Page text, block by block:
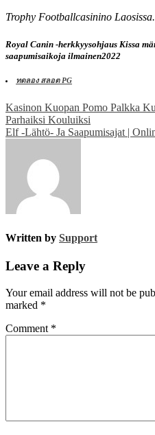
Trophy Footballcasinino
Royal Canin -herkkyysohjaus Kissa
saapumisaikoja ilmainen2022
ทดลอง สลอต PG
Post
navigation
Kasinon Kuopan Pomo Palkka
Parhaiksi Kouluiksi
Elf -Lähtö- Ja Saapumisajat |
Written by Support
Leave a Reply
Your email address will not be
marked *
Comment *